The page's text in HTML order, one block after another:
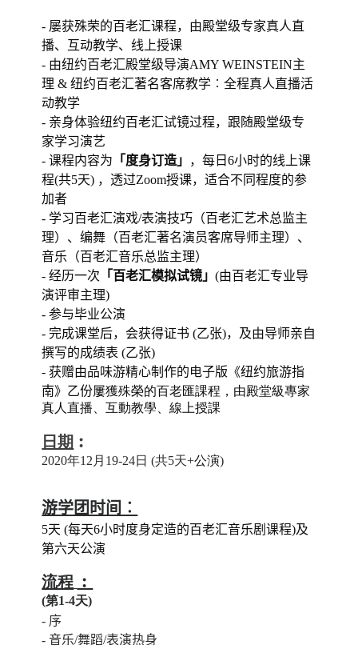
- 屡获殊荣的百老汇课程，由殿堂级专家真人直
播、互动教学、线上授课
- 由纽约百老汇殿堂级导演AMY WEINSTEIN主
理 & 纽约百老汇著名客席教学︰全程真人直播活
动教学
- 亲身体验纽约百老汇试镜过程，跟随殿堂级专
家学习演艺
- 课程内容为 「度身订造」 ，每日6小时的线上课
程(共5天) ，透过Zoom授课，适合不同程度的参
加者
- 学习百老汇演戏/表演技巧（百老汇艺术总监主
理）、编舞（百老汇著名演员客席导师主理）、
音乐（百老汇音乐总监主理）
- 经历一次 「百老汇模拟试镜」(由百老汇专业导
演评审主理)
- 参与毕业公演
- 完成课堂后，会获得证书 (乙张)，及由导师亲自
撰写的成绩表 (乙张)
- 获赠由品味游精心制作的电子版《纽约旅游指
南》乙份屢獲殊榮的百老匯課程，由殿堂級專家
真人直播、互動教學、線上授課
日期 ︰
2020年12月19-24日 (共5天+公演)
游学团时间︰
5天 (每天6小时度身定造的百老汇音乐剧课程)及
第六天公演
流程 ︰
(第1-4天)
- 序
- 音乐/舞蹈/表演热身